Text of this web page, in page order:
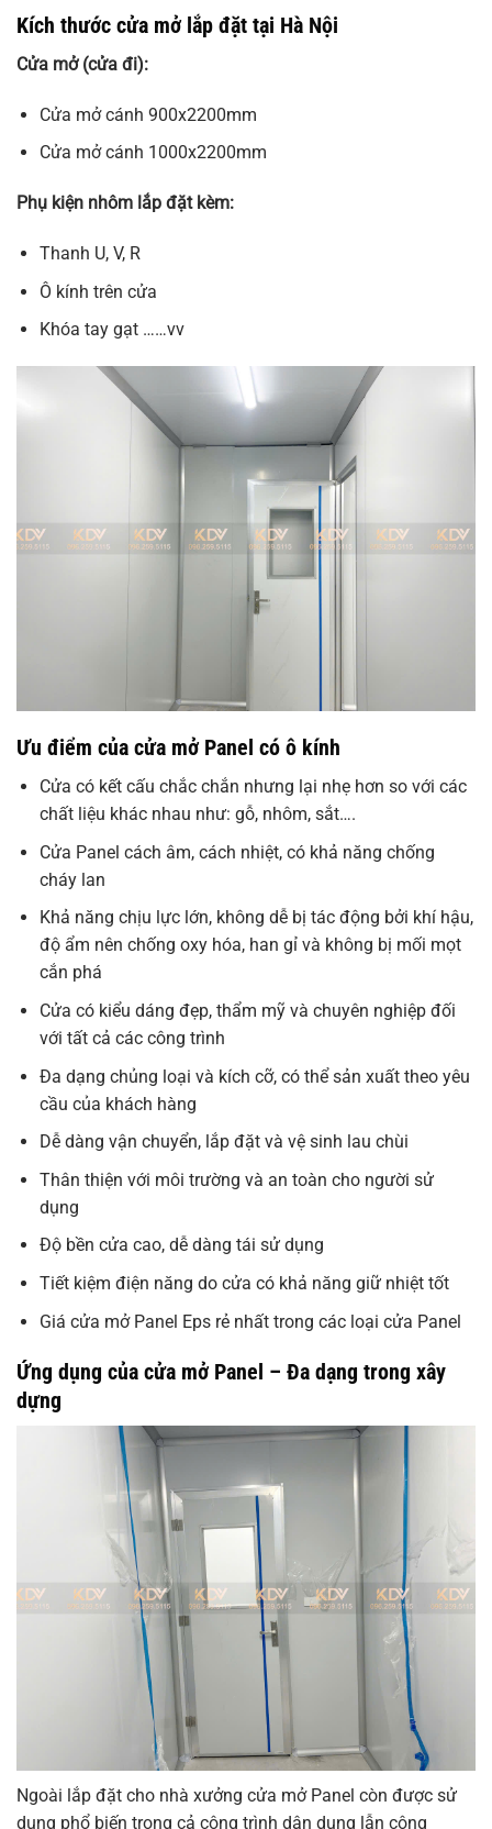
Kích thước cửa mở lắp đặt tại Hà Nội
Cửa mở (cửa đi):
Cửa mở cánh 900x2200mm
Cửa mở cánh 1000x2200mm
Phụ kiện nhôm lắp đặt kèm:
Thanh U, V, R
Ô kính trên cửa
Khóa tay gạt ……vv
Ưu điểm của cửa mở Panel có ô kính
Cửa có kết cấu chắc chắn nhưng lại nhẹ hơn so với các
chất liệu khác nhau như: gỗ, nhôm, sắt….
Cửa Panel cách âm, cách nhiệt, có khả năng chống
cháy lan
Khả năng chịu lực lớn, không dễ bị tác động bởi khí hậu,
độ ẩm nên chống oxy hóa, han gỉ và không bị mối mọt
cắn phá
Cửa có kiểu dáng đẹp, thẩm mỹ và chuyên nghiệp đối
với tất cả các công trình
Đa dạng chủng loại và kích cỡ, có thể sản xuất theo yêu
cầu của khách hàng
Dễ dàng vận chuyển, lắp đặt và vệ sinh lau chùi
Thân thiện với môi trường và an toàn cho người sử
dụng
Độ bền cửa cao, dễ dàng tái sử dụng
Tiết kiệm điện năng do cửa có khả năng giữ nhiệt tốt
Giá cửa mở Panel Eps rẻ nhất trong các loại cửa Panel
Ứng dụng của cửa mở Panel – Đa dạng trong xây
dựng
Ngoài lắp đặt cho nhà xưởng cửa mở Panel còn được sử
dụng phổ biến trong cả công trình dân dụng lẫn công